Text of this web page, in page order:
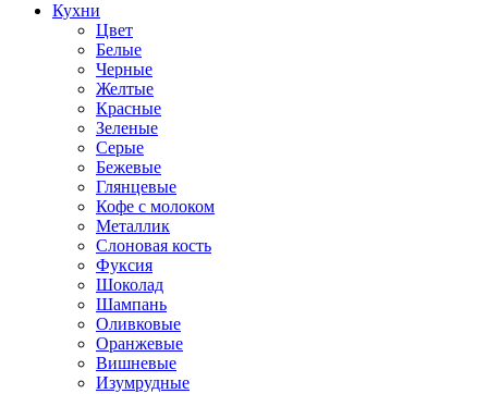
Кухни
Цвет
Белые
Черные
Желтые
Красные
Зеленые
Серые
Бежевые
Глянцевые
Кофе с молоком
Металлик
Слоновая кость
Фуксия
Шоколад
Шампань
Оливковые
Оранжевые
Вишневые
Изумрудные